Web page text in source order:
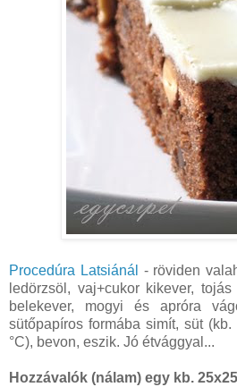
Procedúra Latsiánál
- röviden
ledörzsöl, vaj+cukor kikever,
belekever, mogyi és apróra
sütőpapíros formába simít, süt
°C), bevon, eszik. Jó étvággyal...
Hozzávalók (nálam) egy kb.